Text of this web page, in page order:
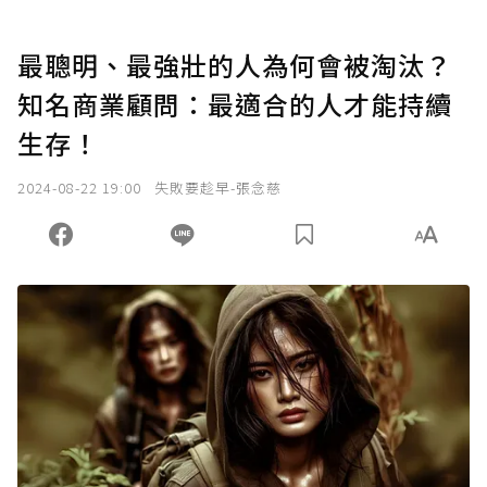
最聰明、最強壯的人為何會被淘汰？
知名商業顧問：最適合的人才能持續
生存！
2024-08-22 19:00 失敗要趁早-張念慈